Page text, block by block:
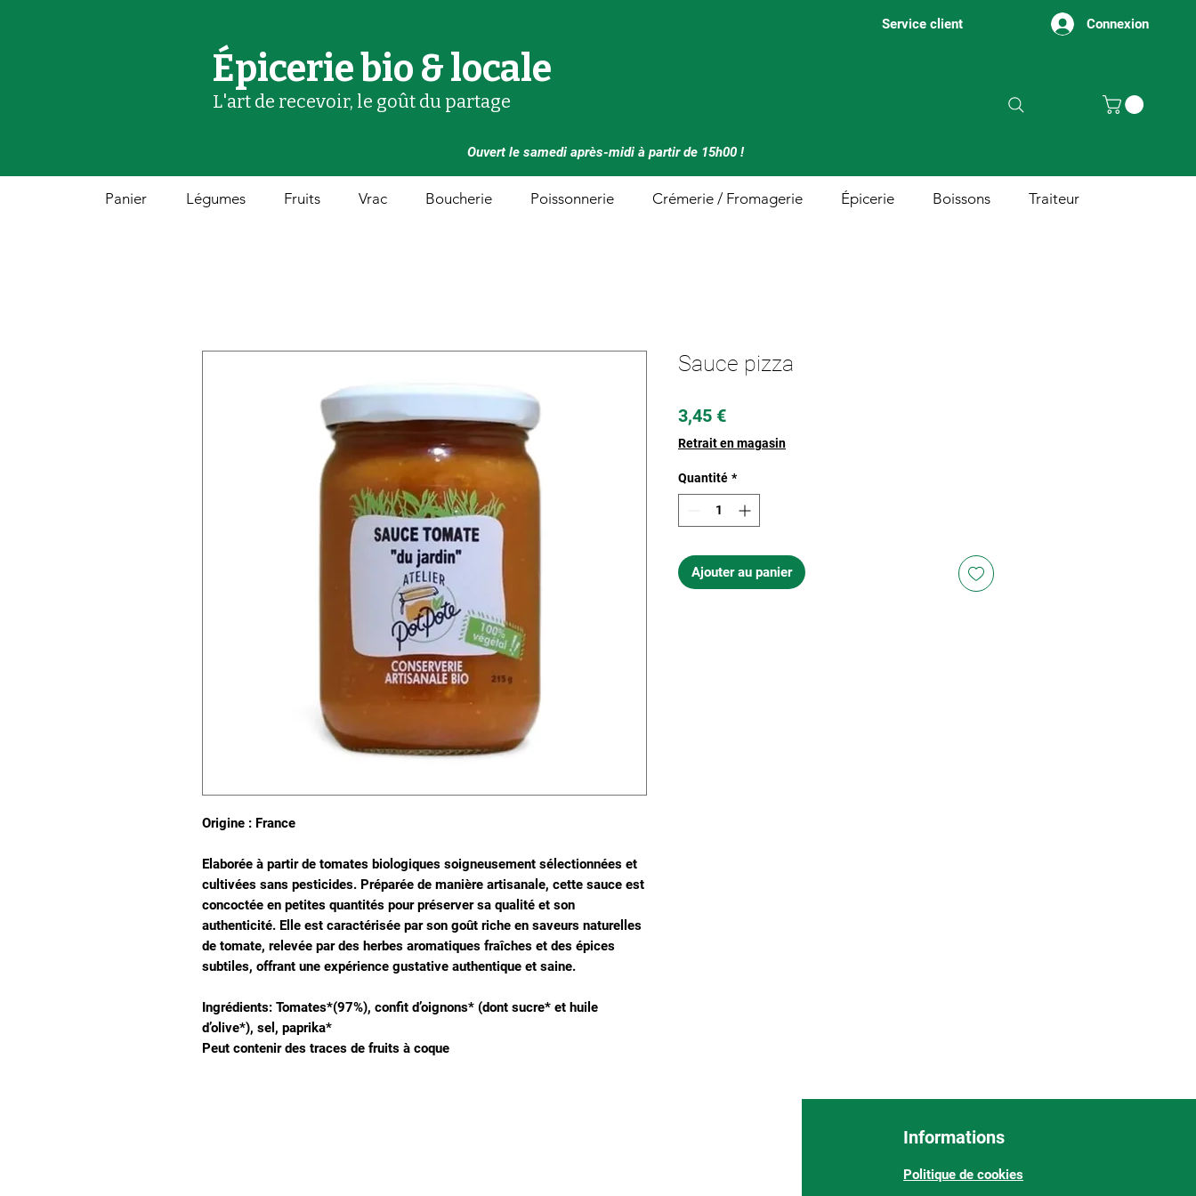
Connexion
Service client
Épicerie bio & locale
L'art de recevoir, le goût du partage
Ouvert le samedi après-midi à partir de 15h00 !
Panier Légumes Fruits Vrac Boucherie Poissonnerie Crémerie / Fromagerie Épicerie Boissons Traiteur
Origine : France
Elaborée à partir de tomates biologiques soigneusement sélectionnées et
cultivées sans pesticides. Préparée de manière artisanale, cette sauce est
concoctée en petites quantités pour préserver sa qualité et son
authenticité. Elle est caractérisée par son goût riche en saveurs naturelles
de tomate, relevée par des herbes aromatiques fraîches et des épices
subtiles, offrant une expérience gustative authentique et saine.
Ingrédients: Tomates*(97%), confit d’oignons* (dont sucre* et huile
d’olive*), sel, paprika*
Peut contenir des traces de fruits à coque
Sauce pizza
3,45 €Prix
Retrait en magasin
Quantité *
Ajouter au panier
Informations
Politique de cookies